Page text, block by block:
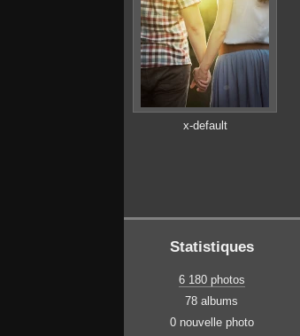
x-default
Statistiques
6 180 photos
78 albums
0 nouvelle photo